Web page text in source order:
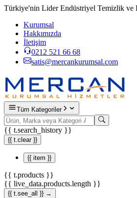
Türkiye'nin Lider Endüstriyel Temizlik ve
Kurumsal
Hakkımızda
İletişim
0212 521 66 68
satis@mercankurumsal.com
Tüm Kategoriler
{{ t.search_history }}
{{ t.clear }}
{{ item }}
{{ t.products }}
{{ live_data.products.length }}
{{ t.see_all }} →